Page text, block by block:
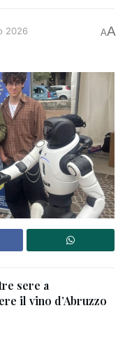
2026 AA
sere a
il vino d’Abruzzo